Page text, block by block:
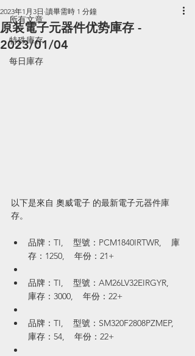
所有文章
特殊庫存
每日庫存
原装電子元器件优势庫存 -
2023/01/04
2023年1月3日 讀畢需時 1 分鐘
以下是來自 奧威電子 的最新電子元器件庫
存。
品牌：TI,    型號：PCM1840IRTWR,    庫
存：1250,    年份：21+
品牌：TI,    型號：AM26LV32EIRGYR,
庫存：3000,    年份：22+
品牌：TI,    型號：SM320F2808PZMEP,
庫存：54,    年份：22+